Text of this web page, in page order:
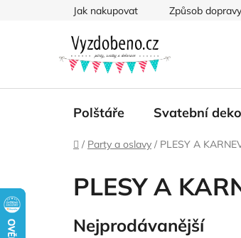
Jak nakupovat Způsob dopravy
Polštáře Svatební
Domů
/ Party a oslavy / PLESY A
PLESY A
Nejprodávanější